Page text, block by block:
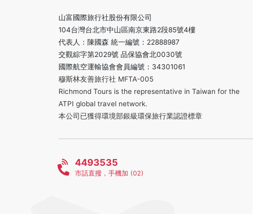
山富國際旅行社股份有限公司
104台灣台北市中山區南京東路2段85號4樓
代表人：陳國森 統一編號：22888987
交觀綜字第2029號 品保協會北0030號
國際航空運輸協會會員編號：34301061
穆斯林友善旅行社 MFTA-005
Richmond Tours is the representative in Taiwan for the
ATPI global travel network.
本公司已獲得環境部銀級環保旅行業認證標章
4493535
市話直撥，手機加 (02)